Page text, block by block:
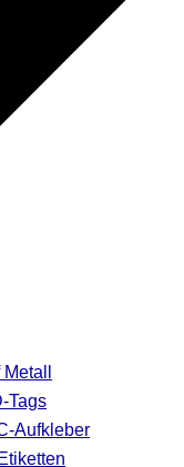
Tags
Aufkleber